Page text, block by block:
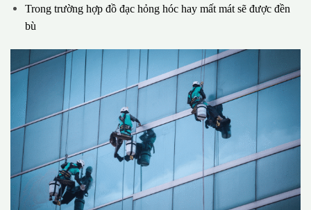
Trong trường hợp đồ đạc hỏng hóc hay mất mát sẽ được đền
bù